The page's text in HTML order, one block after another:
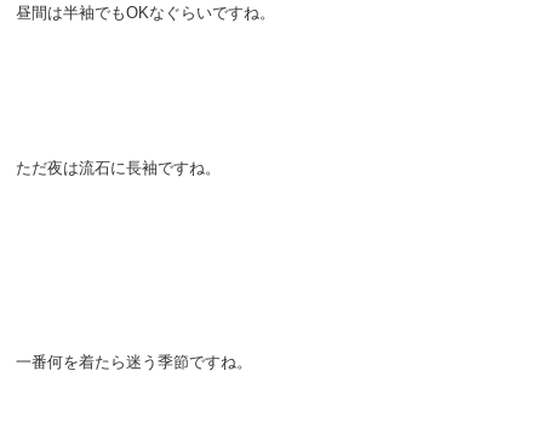
昼間は半袖でもOKなぐらいですね。
ただ夜は流石に長袖ですね。
一番何を着たら迷う季節ですね。